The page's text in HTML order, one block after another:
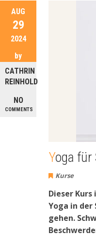
AUG
29
2024
by
CATHRIN
REINHOLD
NO
COMMENTS
Yoga
Kurse
Dieser
Yoga in
gehen.